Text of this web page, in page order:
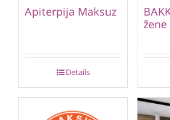
Apiterpija Maksuz
Details